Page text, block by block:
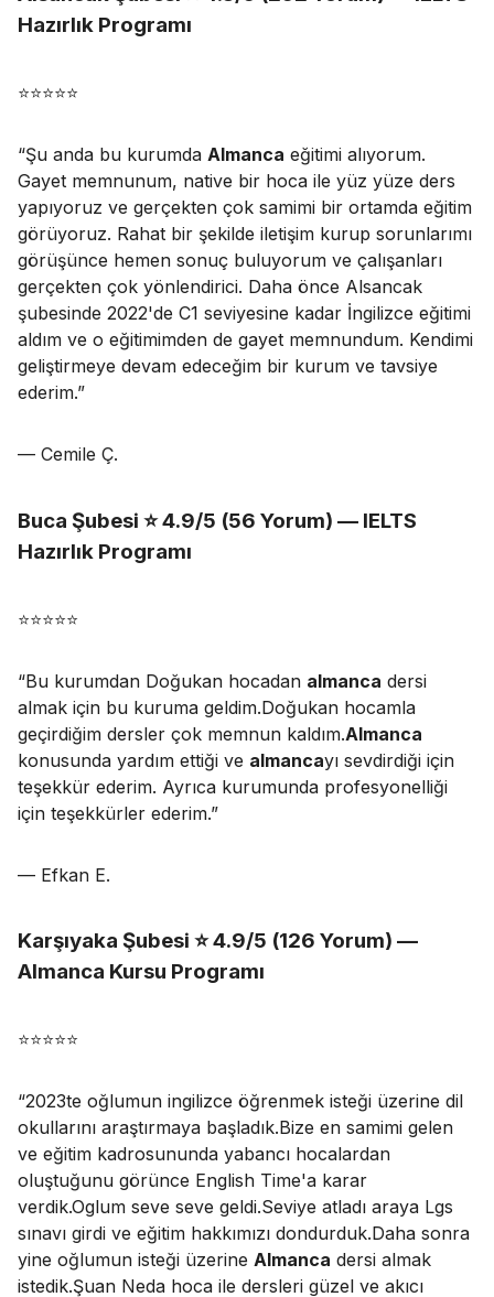
Hazırlık Programı
⭐⭐⭐⭐⭐
“Şu anda bu kurumda Almanca eğitimi alıyorum.
Gayet memnunum, native bir hoca ile yüz yüze ders
yapıyoruz ve gerçekten çok samimi bir ortamda eğitim
görüyoruz. Rahat bir şekilde iletişim kurup sorunlarımı
görüşünce hemen sonuç buluyorum ve çalışanları
gerçekten çok yönlendirici. Daha önce Alsancak
şubesinde 2022'de C1 seviyesine kadar İngilizce eğitimi
aldım ve o eğitimimden de gayet memnundum. Kendimi
geliştirmeye devam edeceğim bir kurum ve tavsiye
ederim.”
— Cemile Ç.
Buca Şubesi ⭐ 4.9/5 (56 Yorum) — IELTS
Hazırlık Programı
⭐⭐⭐⭐⭐
“Bu kurumdan Doğukan hocadan almanca dersi
almak için bu kuruma geldim.Doğukan hocamla
geçirdiğim dersler çok memnun kaldım.Almanca
konusunda yardım ettiği ve almancayı sevdirdiği için
teşekkür ederim. Ayrıca kurumunda profesyonelliği
için teşekkürler ederim.”
— Efkan E.
Karşıyaka Şubesi ⭐ 4.9/5 (126 Yorum) —
Almanca Kursu Programı
⭐⭐⭐⭐⭐
“2023te oğlumun ingilizce öğrenmek isteği üzerine dil
okullarını araştırmaya başladık.Bize en samimi gelen
ve eğitim kadrosununda yabancı hocalardan
oluştuğunu görünce English Time'a karar
verdik.Oglum seve seve geldi.Seviye atladı araya Lgs
sınavı girdi ve eğitim hakkımızı dondurduk.Daha sonra
yine oğlumun isteği üzerine Almanca dersi almak
istedik.Şuan Neda hoca ile dersleri güzel ve akıcı